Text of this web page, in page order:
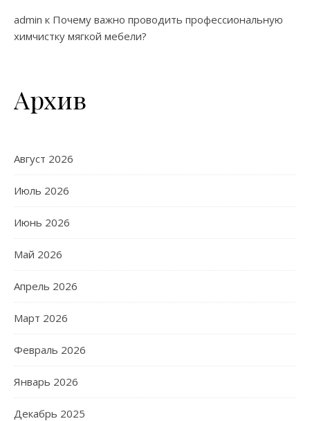
admin к Почему важно проводить профессиональную
химчистку мягкой мебели?
Архив
Август 2026
Июль 2026
Июнь 2026
Май 2026
Апрель 2026
Март 2026
Февраль 2026
Январь 2026
Декабрь 2025